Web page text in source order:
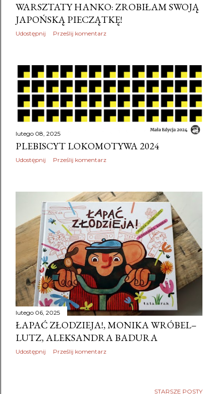
WARSZTATY HANKO: ZROBIŁAM SWOJĄ
JAPOŃSKĄ PIECZĄTKĘ!
Udostępnij Prześlij komentarz
lutego 08, 2025
PLEBISCYT LOKOMOTYWA 2024
Udostępnij Prześlij komentarz
lutego 06, 2025
ŁAPAĆ ZŁODZIEJA!, MONIKA WRÓBEL–
LUTZ, ALEKSANDRA BADURA
Udostępnij Prześlij komentarz
STARSZE POSTY